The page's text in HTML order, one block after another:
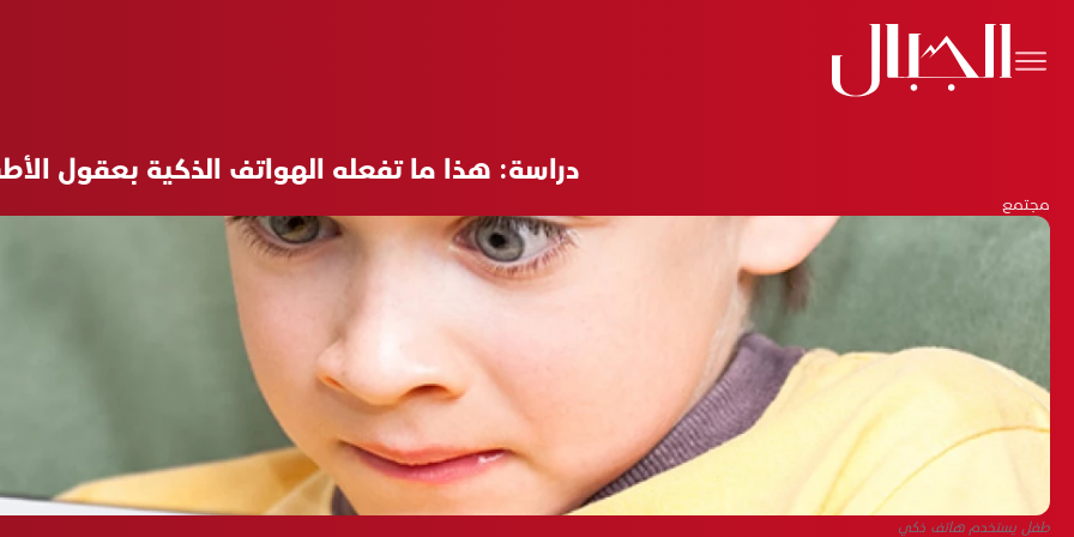
دراسة: هذا ما تفعله الهواتف الذكية بعقول
مجتمع
طفل يستخدم هاتف ذكي